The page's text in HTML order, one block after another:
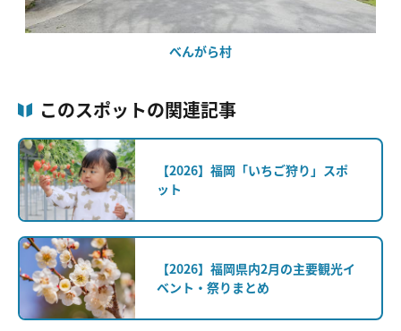
べんがら村
このスポットの関連記事
【2026】福岡「いちご狩り」スポ
ット
【2026】福岡県内2月の主要観光イ
ベント・祭りまとめ